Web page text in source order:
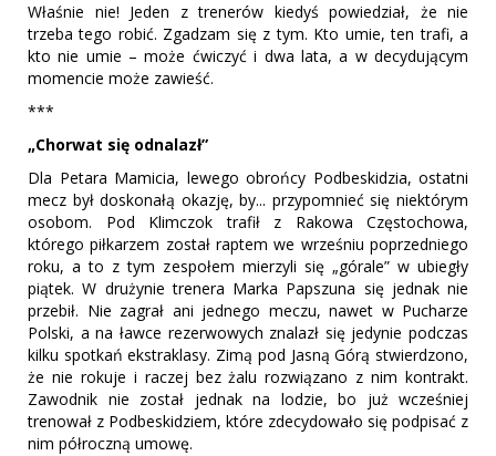
Właśnie nie! Jeden z trenerów kiedyś powiedział, że nie
trzeba tego robić. Zgadzam się z tym. Kto umie, ten trafi, a
kto nie umie – może ćwiczyć i dwa lata, a w decydującym
momencie może zawieść.
***
„Chorwat się odnalazł”
Dla Petara Mamicia, lewego obrońcy Podbeskidzia, ostatni
mecz był doskonałą okazję, by... przypomnieć się niektórym
osobom. Pod Klimczok trafił z Rakowa Częstochowa,
którego piłkarzem został raptem we wrześniu poprzedniego
roku, a to z tym zespołem mierzyli się „górale” w ubiegły
piątek. W drużynie trenera Marka Papszuna się jednak nie
przebił. Nie zagrał ani jednego meczu, nawet w Pucharze
Polski, a na ławce rezerwowych znalazł się jedynie podczas
kilku spotkań ekstraklasy. Zimą pod Jasną Górą stwierdzono,
że nie rokuje i raczej bez żalu rozwiązano z nim kontrakt.
Zawodnik nie został jednak na lodzie, bo już wcześniej
trenował z Podbeskidziem, które zdecydowało się podpisać z
nim półroczną umowę.